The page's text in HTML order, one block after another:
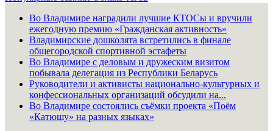
Во Владимире наградили лучшие КТОСы и вручили
ежегодную премию «Гражданская активность»
Владимирские дошколята встретились в финале
общегородской спортивной эстафеты
Во Владимире с деловым и дружеским визитом
побывала делегация из Республики Беларусь
Руководители и активисты национально-культурных и
конфессиональных организаций обсудили на...
Во Владимире состоялись съёмки проекта «Поём
«Катюшу» на разных языках»